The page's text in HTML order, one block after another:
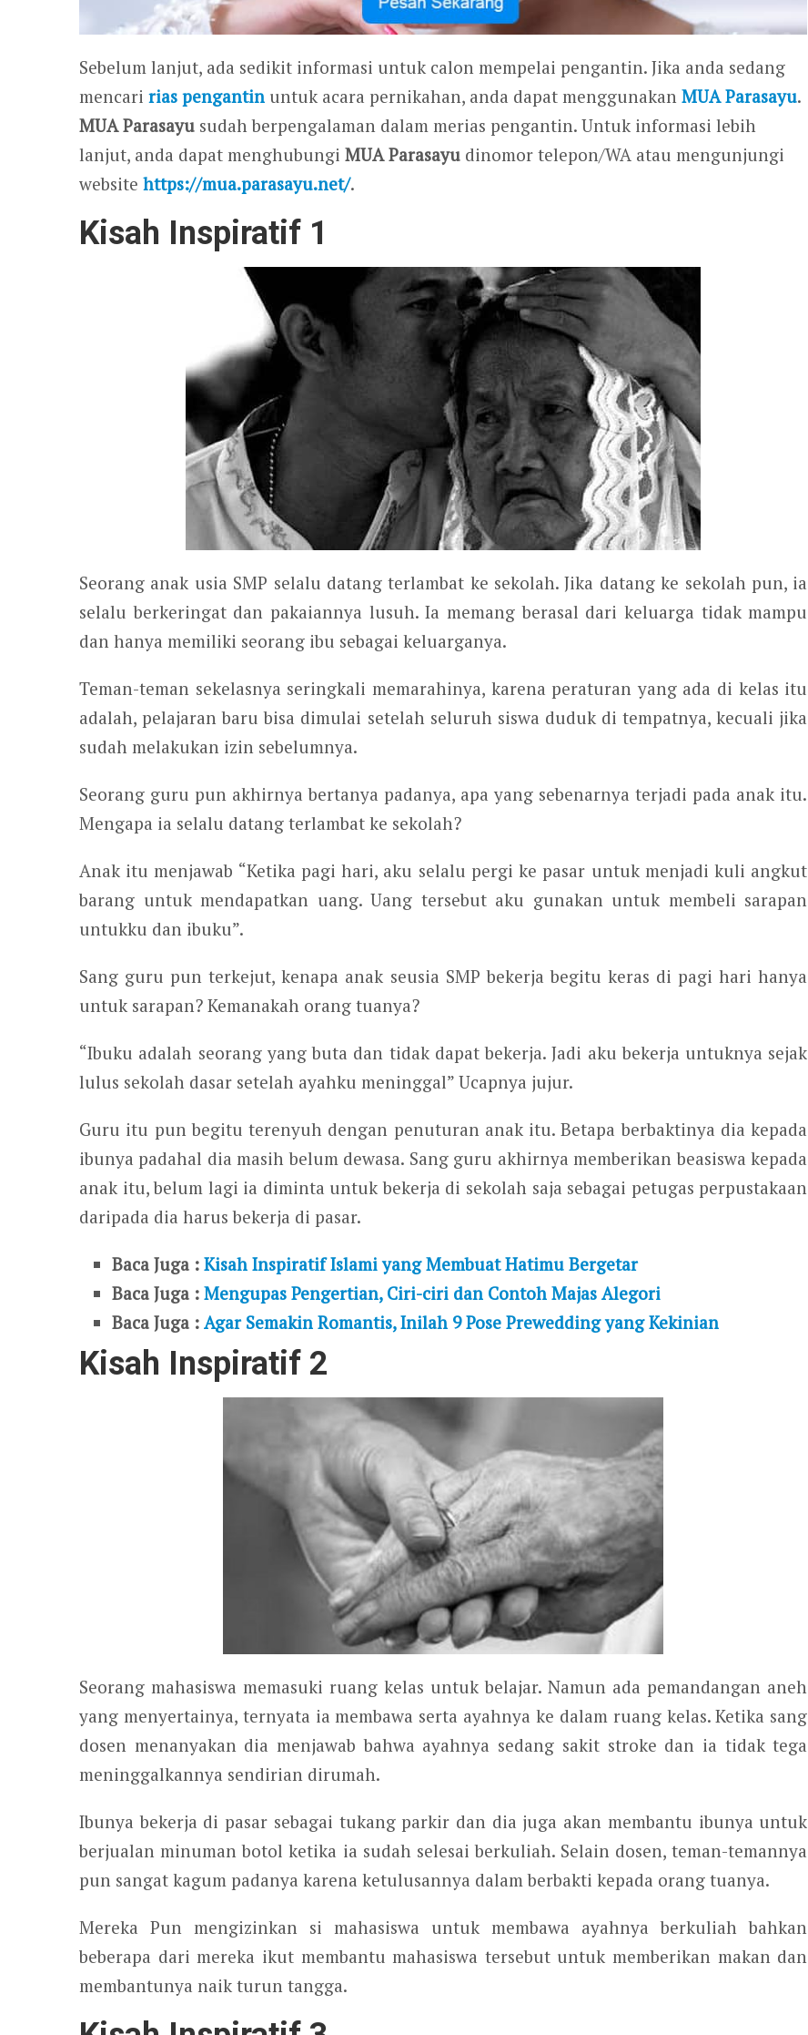
Sebelum lanjut, ada sedikit informasi untuk calon mempelai pengantin. Jika anda sedang
mencari rias pengantin untuk acara pernikahan, anda dapat menggunakan MUA Parasayu.
MUA Parasayu sudah berpengalaman dalam merias pengantin. Untuk informasi lebih
lanjut, anda dapat menghubungi MUA Parasayu dinomor telepon/WA atau mengunjungi
website https://mua.parasayu.net/.
Kisah Inspiratif 1
Seorang anak usia SMP selalu datang terlambat ke sekolah. Jika datang ke sekolah pun, ia
selalu berkeringat dan pakaiannya lusuh. Ia memang berasal dari keluarga tidak mampu
dan hanya memiliki seorang ibu sebagai keluarganya.
Teman-teman sekelasnya seringkali memarahinya, karena peraturan yang ada di kelas itu
adalah, pelajaran baru bisa dimulai setelah seluruh siswa duduk di tempatnya, kecuali jika
sudah melakukan izin sebelumnya.
Seorang guru pun akhirnya bertanya padanya, apa yang sebenarnya terjadi pada anak itu.
Mengapa ia selalu datang terlambat ke sekolah?
Anak itu menjawab “Ketika pagi hari, aku selalu pergi ke pasar untuk menjadi kuli angkut
barang untuk mendapatkan uang. Uang tersebut aku gunakan untuk membeli sarapan
untukku dan ibuku”.
Sang guru pun terkejut, kenapa anak seusia SMP bekerja begitu keras di pagi hari hanya
untuk sarapan? Kemanakah orang tuanya?
“Ibuku adalah seorang yang buta dan tidak dapat bekerja. Jadi aku bekerja untuknya sejak
lulus sekolah dasar setelah ayahku meninggal” Ucapnya jujur.
Guru itu pun begitu terenyuh dengan penuturan anak itu. Betapa berbaktinya dia kepada
ibunya padahal dia masih belum dewasa. Sang guru akhirnya memberikan beasiswa kepada
anak itu, belum lagi ia diminta untuk bekerja di sekolah saja sebagai petugas perpustakaan
daripada dia harus bekerja di pasar.
Baca Juga :Kisah Inspiratif Islami yang Membuat Hatimu Bergetar
Baca Juga :Mengupas Pengertian, Ciri-ciri dan Contoh Majas Alegori
Baca Juga :Agar Semakin Romantis, Inilah 9 Pose Prewedding yang Kekinian
Kisah Inspiratif 2
Seorang mahasiswa memasuki ruang kelas untuk belajar. Namun ada pemandangan aneh
yang menyertainya, ternyata ia membawa serta ayahnya ke dalam ruang kelas. Ketika sang
dosen menanyakan dia menjawab bahwa ayahnya sedang sakit stroke dan ia tidak tega
meninggalkannya sendirian dirumah.
Ibunya bekerja di pasar sebagai tukang parkir dan dia juga akan membantu ibunya untuk
berjualan minuman botol ketika ia sudah selesai berkuliah. Selain dosen, teman-temannya
pun sangat kagum padanya karena ketulusannya dalam berbakti kepada orang tuanya.
Mereka Pun mengizinkan si mahasiswa untuk membawa ayahnya berkuliah bahkan
beberapa dari mereka ikut membantu mahasiswa tersebut untuk memberikan makan dan
membantunya naik turun tangga.